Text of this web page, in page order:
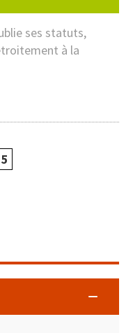
ses statuts,
à la
5